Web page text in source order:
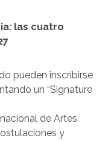
las cuatro
pueden inscribirse
un “Signature
de Artes
y